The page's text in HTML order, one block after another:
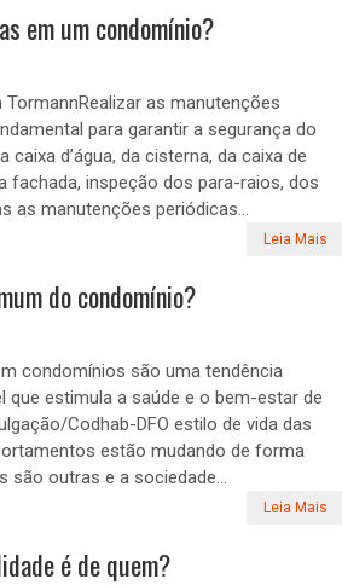
em um condomínio?
TormannRealizar as manutenções
para garantir a segurança do
caixa d’água, da cisterna, da caixa de
fachada, inspeção dos para-raios, dos
as manutenções periódicas...
Leia Mais
do condomínio?
condomínios são uma tendência
que estimula a saúde e o bem-estar de
Codhab-DFO estilo de vida das
estão mudando de forma
são outras e a sociedade...
Leia Mais
é de quem?